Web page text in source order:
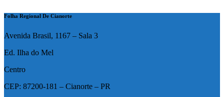
Folha Regional De Cianorte
Avenida Brasil, 1167 – Sala 3
Ed. Ilha do Mel
Centro
CEP: 87200-181 – Cianorte – PR